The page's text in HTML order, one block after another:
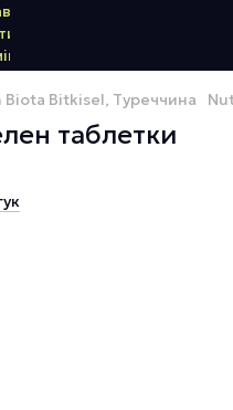
Biota Bitkisel, Туреччина
таблетки